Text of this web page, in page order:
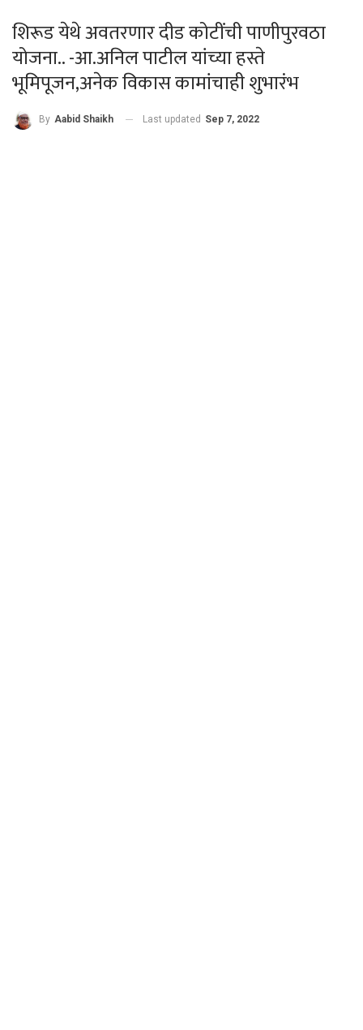
शिरूड येथे अवतरणार दीड कोटींची पाणीपुरवठा
योजना.. -आ.अनिल पाटील यांच्या हस्ते
भूमिपूजन,अनेक विकास कामांचाही शुभारंभ
By Aabid Shaikh Last updated Sep 7, 2022